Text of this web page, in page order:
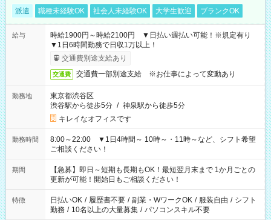
派遣 職種未経験OK 社会人未経験OK 大学生歓迎 ブランクOK
給与
時給1900円～時給2100円 ▼日払い週払い可能！※規定有り
▼1日6時間勤務で日収1万以上！
交通費別途支給あり
交通費 交通費一部別途支給 ※お仕事によって変動あり
勤務地
東京都渋谷区
渋谷駅から徒歩5分 / 神泉駅から徒歩5分
キレイなオフィスです
勤務時間
8:00～22:00 ▼1日4時間～ 10時～・11時～など、シフト希望
ご相談ください！
期間
【急募】即日～短期も長期もOK！最短翌月末まで 1か月ごとの
更新が可能！開始日もご相談ください！
特徴 日払いOK / 履歴書不要 / 副業・WワークOK / 服装自由 / シフト
勤務 / 10名以上の大量募集 / パソコンスキル不要